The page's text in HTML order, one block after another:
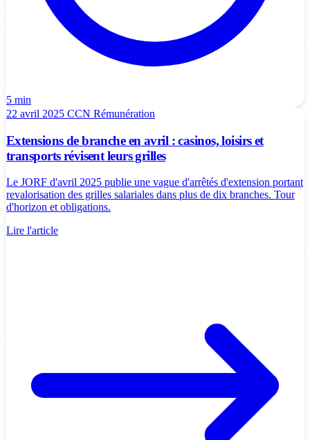
5 min
22 avril 2025 CCN Rémunération
Extensions de branche en avril : casinos, loisirs et
transports révisent leurs grilles
Le JORF d'avril 2025 publie une vague d'arrêtés d'extension portant
revalorisation des grilles salariales dans plus de dix branches. Tour
d'horizon et obligations.
Lire l'article